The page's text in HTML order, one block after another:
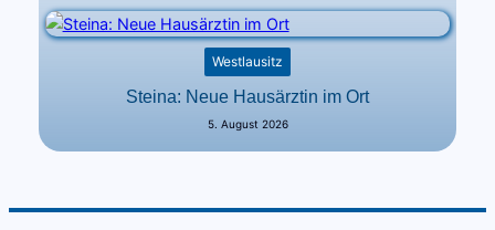
Westlausitz
Steina: Neue Hausärztin im Ort
5. August 2026